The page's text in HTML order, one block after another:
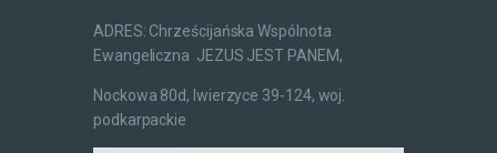
ADRES: Chrześcijańska Wspólnota
Ewangeliczna JEZUS JEST PANEM,
Nockowa 80d, Iwierzyce 39-124, woj.
podkarpackie